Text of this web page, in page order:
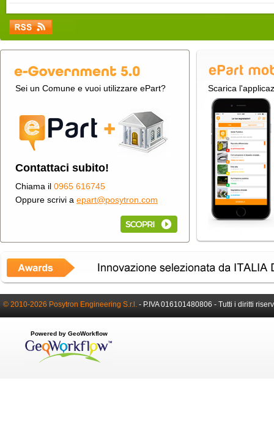
Sei un Comune e vuoi utilizzare ePart?
Contattaci subito!
Chiama il 0965 616745
Oppure scrivi a epart@posytron.com
Scarica
© 2010-2026 Posytron Engineering S.r.l. - P.IVA 016101480806 - Tutti i diritti
Powered by GeoWorkflow